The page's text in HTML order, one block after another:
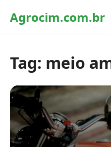
Agrocim.com.br
Tag: meio